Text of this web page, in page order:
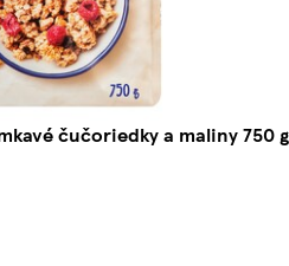
čučoriedky a maliny 750 g